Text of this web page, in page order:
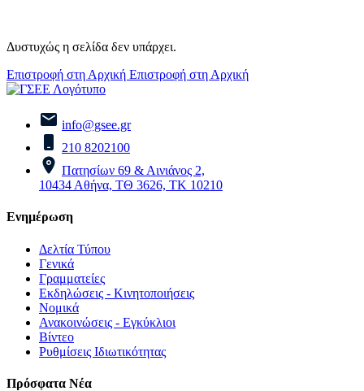
Δυστυχώς η σελίδα δεν υπάρχει.
Επιστροφή στη Αρχική Επιστροφή στη Αρχική
info@gsee.gr
210 8202100
Πατησίων 69 & Αινιάνος 2,
10434 Αθήνα, ΤΘ 3626, ΤΚ 10210
Ενημέρωση
Δελτία Τύπου
Γενικά
Γραμματείες
Εκδηλώσεις - Κινητοποιήσεις
Νομικά
Ανακοινώσεις - Εγκύκλιοι
Βίντεο
Ρυθμίσεις Ιδιωτικότητας
Πρόσφατα Νέα